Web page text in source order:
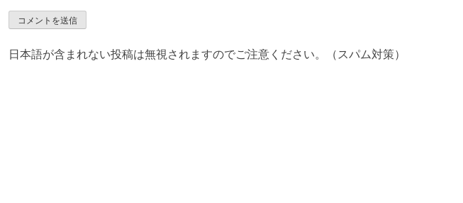
日本語が含まれない投稿は無視されますのでご注意ください。（スパム対策）